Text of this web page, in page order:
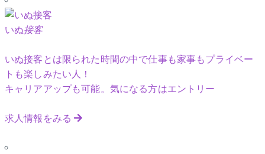
いぬ接客
いぬ接客とは限られた時間の中で仕事も家事もプライベー
トも楽しみたい人！
キャリアアップも可能。気になる方はエントリー
求人情報をみる